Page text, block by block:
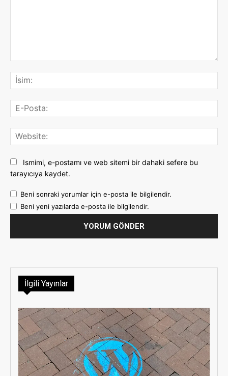
Ismimi, e-postamı ve web sitemi bir dahaki sefere bu
tarayıcıya kaydet.
Beni sonraki yorumlar için e-posta ile bilgilendir.
Beni yeni yazılarda e-posta ile bilgilendir.
İlgili Yayınlar